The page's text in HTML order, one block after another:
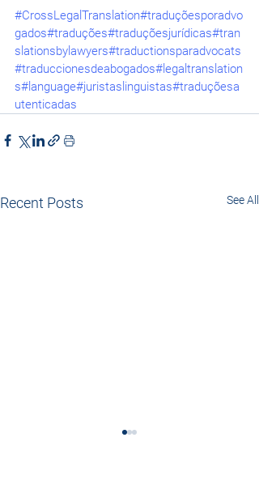
#CrossLegalTranslation#traduçõesporadvo
gados#traduções#traduçõesjurídicas#tran
slationsbylawyers#traductionsparadvocats
#traduccionesdeabogados#legaltranslation
s#language#juristaslinguistas#traduçõesa
utenticadas
Recent Posts See All